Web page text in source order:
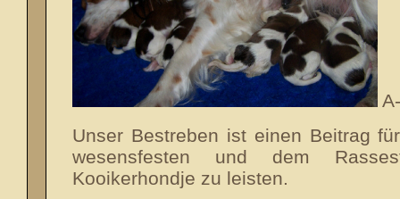
Unser Bestreben ist einen Beitrag
wesensfesten und dem
Kooikerhondje zu leisten.